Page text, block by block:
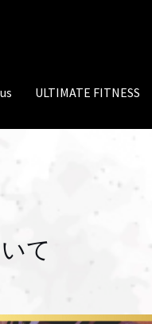
ULTIMATE FITNESS
て